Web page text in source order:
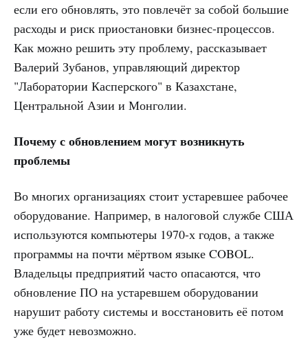
если его обновлять, это повлечёт за собой большие
расходы и риск приостановки бизнес-процессов.
Как можно решить эту проблему, рассказывает
Валерий Зубанов, управляющий директор
"Лаборатории Касперского" в Казахстане,
Центральной Азии и Монголии.
Почему с обновлением могут возникнуть
проблемы
Во многих организациях стоит устаревшее рабочее
оборудование. Например, в налоговой службе США
используются компьютеры 1970-х годов, а также
программы на почти мёртвом языке COBOL.
Владельцы предприятий часто опасаются, что
обновление ПО на устаревшем оборудовании
нарушит работу системы и восстановить её потом
уже будет невозможно.